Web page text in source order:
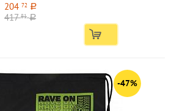
204 72 a
41781 a
-47%